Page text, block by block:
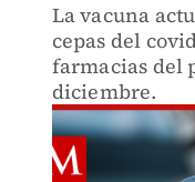
La vacuna
cepas del
farmacias del
diciembre.